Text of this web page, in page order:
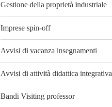
Gestione della proprietà industriale
Imprese spin-off
Avvisi di vacanza insegnamenti
Avvisi di attività didattica integrativa
Bandi Visiting professor